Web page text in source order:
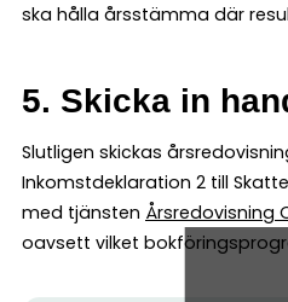
ska hålla årsstämma där
5. Skicka in
Slutligen skickas
Inkomstdeklaration 2 till
med tjänsten Årsredovisning
oavsett vilket